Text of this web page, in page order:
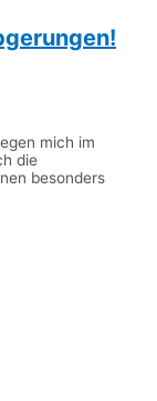
mich im
die
besonders